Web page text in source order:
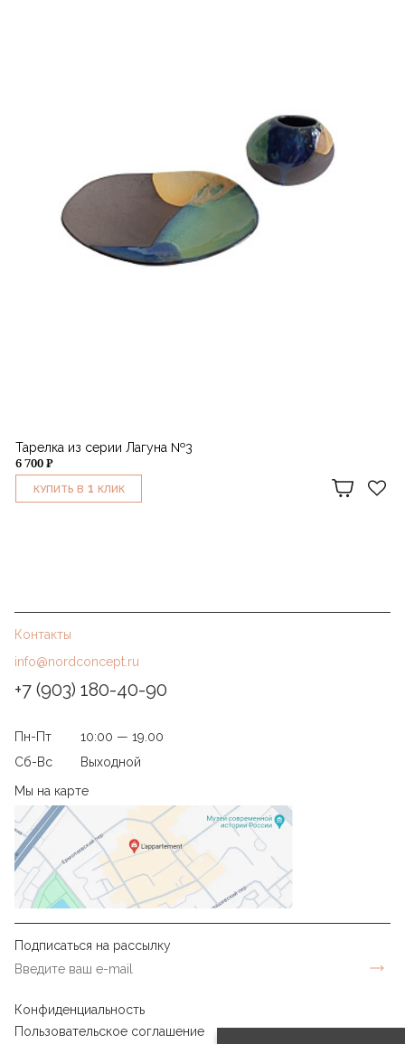
Тарелка из серии Лагуна №3
6 700 ₽
КУПИТЬ В 1 КЛИК
Контакты
info@nordconcept.ru
+7 (903) 180-40-90
Пн-Пт
10:00 — 19.00
Сб-Вс
Выходной
Мы на карте
Подписаться на рассылку
Конфиденциальность
Пользовательское соглашение